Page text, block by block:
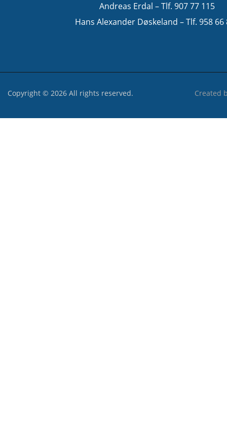
Andreas Erdal – Tlf. 907 77 115
Hans Alexander Døskeland – Tlf. 958 66
Copyright © 2026 All rights reserved. Created